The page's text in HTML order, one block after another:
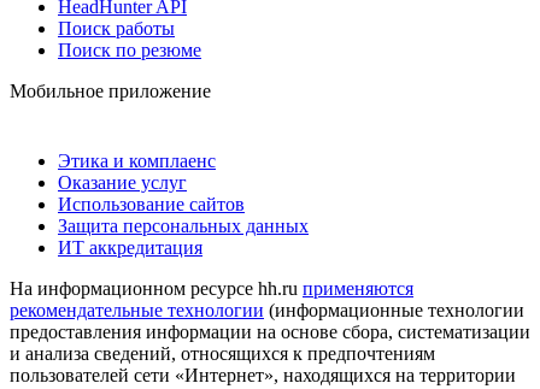
HeadHunter API
Поиск работы
Поиск по резюме
Мобильное приложение
Этика и комплаенс
Оказание услуг
Использование сайтов
Защита персональных данных
ИТ аккредитация
На информационном ресурсе hh.ru применяются
рекомендательные технологии (информационные технологии
предоставления информации на основе сбора, систематизации
и анализа сведений, относящихся к предпочтениям
пользователей сети «Интернет», находящихся на территории